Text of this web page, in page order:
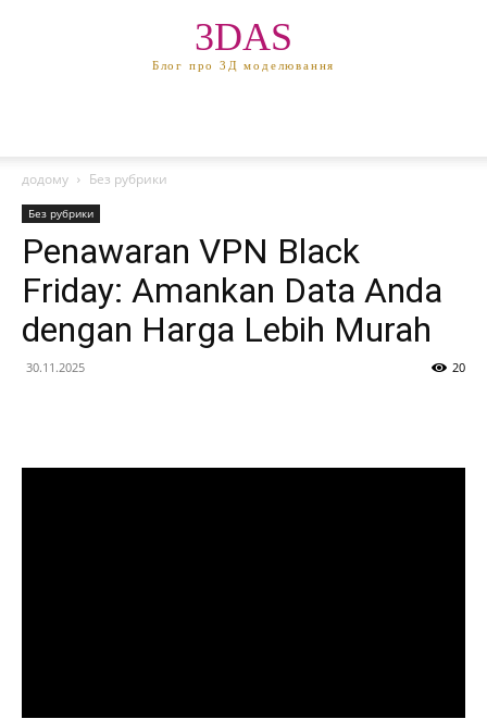
3DAS
Блог про 3Д моделювання
додому Без рубрики
Без рубрики
Penawaran VPN Black
Friday: Amankan Data Anda
dengan Harga Lebih Murah
30.11.2025 20